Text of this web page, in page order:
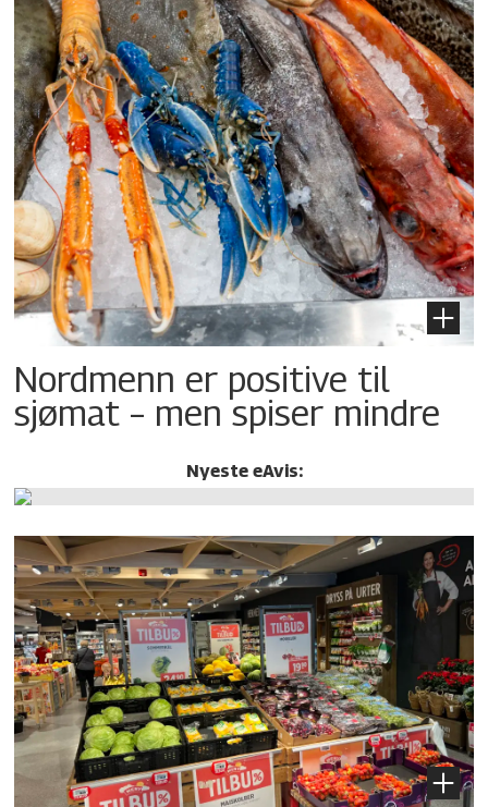
Nordmenn er positive til
sjømat – men spiser mindre
Nyeste eAvis: